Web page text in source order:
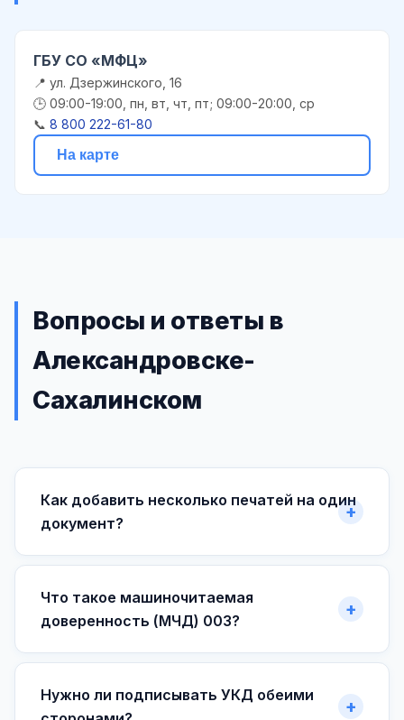
ГБУ СО «МФЦ»
📍 ул. Дзержинского, 16
🕒 09:00-19:00, пн, вт, чт, пт; 09:00-20:00, ср
📞 8 800 222-61-80
На карте
Вопросы и ответы в
Александровске-
Сахалинском
Как добавить несколько печатей на один
документ?
Что такое машиночитаемая
доверенность (МЧД) 003?
Нужно ли подписывать УКД обеими